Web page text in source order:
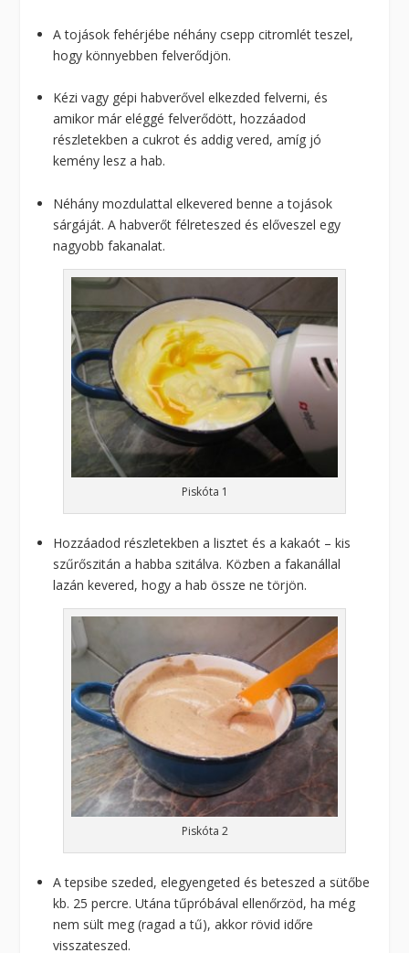
A tojások fehérjébe néhány csepp citromlét teszel,
hogy könnyebben felverődjön.
Kézi vagy gépi habverővel elkezded felverni, és
amikor már eléggé felverődött, hozzáadod
részletekben a cukrot és addig vered, amíg jó
kemény lesz a hab.
Néhány mozdulattal elkevered benne a tojások
sárgáját. A habverőt félreteszed és előveszel egy
nagyobb fakanalat.
Piskóta 1
Hozzáadod részletekben a lisztet és a kakaót – kis
szűrőszitán a habba szitálva. Közben a fakanállal
lazán kevered, hogy a hab össze ne törjön.
Piskóta 2
A tepsibe szeded, elegyengeted és beteszed a sütőbe
kb. 25 percre. Utána tűpróbával ellenőrzöd, ha még
nem sült meg (ragad a tű), akkor rövid időre
visszateszed.